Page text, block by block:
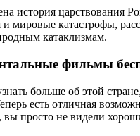
история царствования
мировые катастрофы,
катаклизмам.
фильмы
больше об этой
есть отличная
просто не видели